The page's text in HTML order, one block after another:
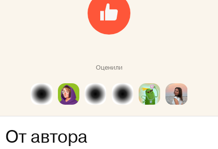
Оценили
От автора